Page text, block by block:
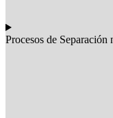
Procesos de